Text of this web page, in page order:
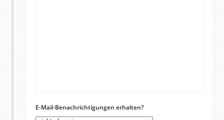
E-Mail-Benachrichtigungen erhalten?